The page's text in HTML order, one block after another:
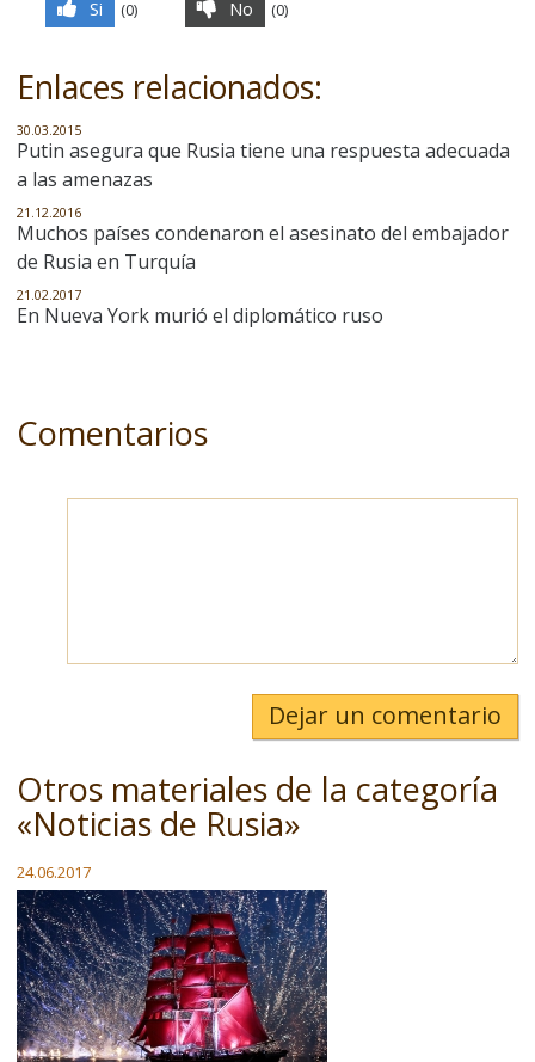
Si (0) No (0)
Enlaces relacionados:
30.03.2015
Putin asegura que Rusia tiene una respuesta adecuada
a las amenazas
21.12.2016
Muchos países condenaron el asesinato del embajador
de Rusia en Turquía
21.02.2017
En Nueva York murió el diplomático ruso
Comentarios
Dejar un comentario
Otros materiales de la categoría
«Noticias de Rusia»
24.06.2017